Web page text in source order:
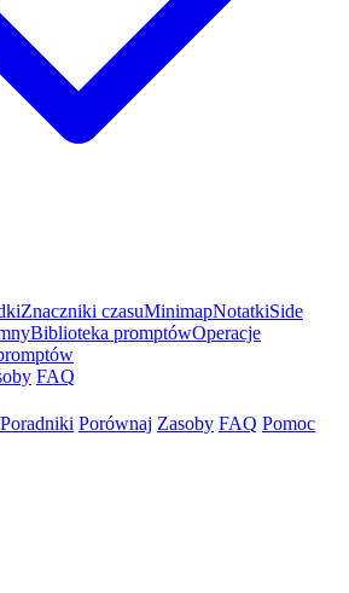
Znaczniki czasuMinimapNotatkiSide
Biblioteka promptówOperacje
FAQ
Poradniki Porównaj Zasoby FAQ Pomoc